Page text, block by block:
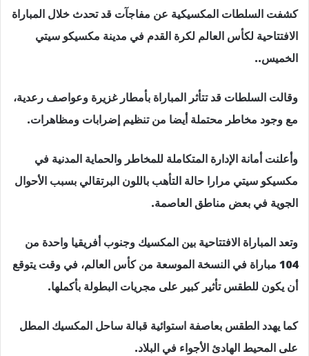
كشفت السلطات المكسيكية عن مفاجآت قد تحدث خلال المباراة
الافتتاحية لكأس العالم لكرة القدم في مدينة مكسيكو سيتي
الخميس..
وقالت السلطات قد تتأثر المباراة بأمطار غزيرة وعواصف رعدية،
مع وجود مخاطر محتملة أيضا من تنظيم إضرابات ومظاهرات.
وأعلنت أمانة الإدارة المتكاملة للمخاطر والحماية المدنية في
مكسيكو سيتي مرارا حالة التأهب باللون البرتقالي بسبب الأحوال
الجوية في بعض مناطق العاصمة.
وتعد المباراة الافتتاحية بين المكسيك وجنوب أفريقيا واحدة من
104 مباراة في النسخة الموسعة من كأس العالم، في وقت يتوقع
أن يكون للطقس تأثير كبير على مجريات البطولة بأكملها.
كما يهدد الطقس بعاصفة استوائية قبالة ساحل المكسيك المطل
على المحيط الهادئ الأجواء في البلاد.